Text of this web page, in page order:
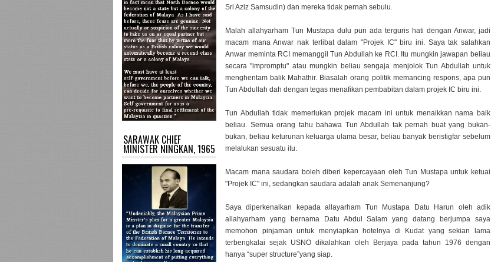
SARAWAK CHIEF
MINISTER NINGKAN, 1965
Sri Aziz Samsudin) dan mereka tidak pernah sebulu.
Malah allahyarham Tun Mustapa dulu pun ada terguris hati dengan Anwar, jadi
macam mana Anwar nak terlibat dalam "Projek IC" biru ini. Saya tak salahkan
Anwar meminta RCI memanggil Tun Abdullah ke RCI. Itu mungkin jawapan beliau
secara "impromptu" atau mungkin beliau sengaja menjolok Tun Abdullah untuk
menghentam balik Mahathir. Biasalah orang politik memancing respons, apa pun
Tun Abdullah dah dengan tegas menafikan pembabitan dalam projek IC biru ini.
Tun Abdullah tidak memerlukan projek macam ini untuk menaikkan nama baik
beliau. Semua orang tahu bahawa Tun Abdullah tak pernah buat yang bukan-
bukan, beliau keturunan keluarga ulama besar, beliau banyak beristigfar sebelum
melalukan sesuatu itu.
Macam mana saudara boleh diberi kepercayaan oleh Tun Mustapa untuk ketuai
"Projek IC" ini, sedangkan saudara adalah anak Semenanjung?
Saya diperkenalkan kepada allayarham Tun Mustapa Datu Harun oleh adik
allahyarham yang bernama Datu Abdul Salam yang datang berjumpa saya
memohon pinjaman untuk menyiapkan hotelnya di Kudat yang sekian lama
terbengkalai sejak USNO dikalahkan oleh Berjaya pada tahun 1976 dengan
hanya “super structure”yang siap.